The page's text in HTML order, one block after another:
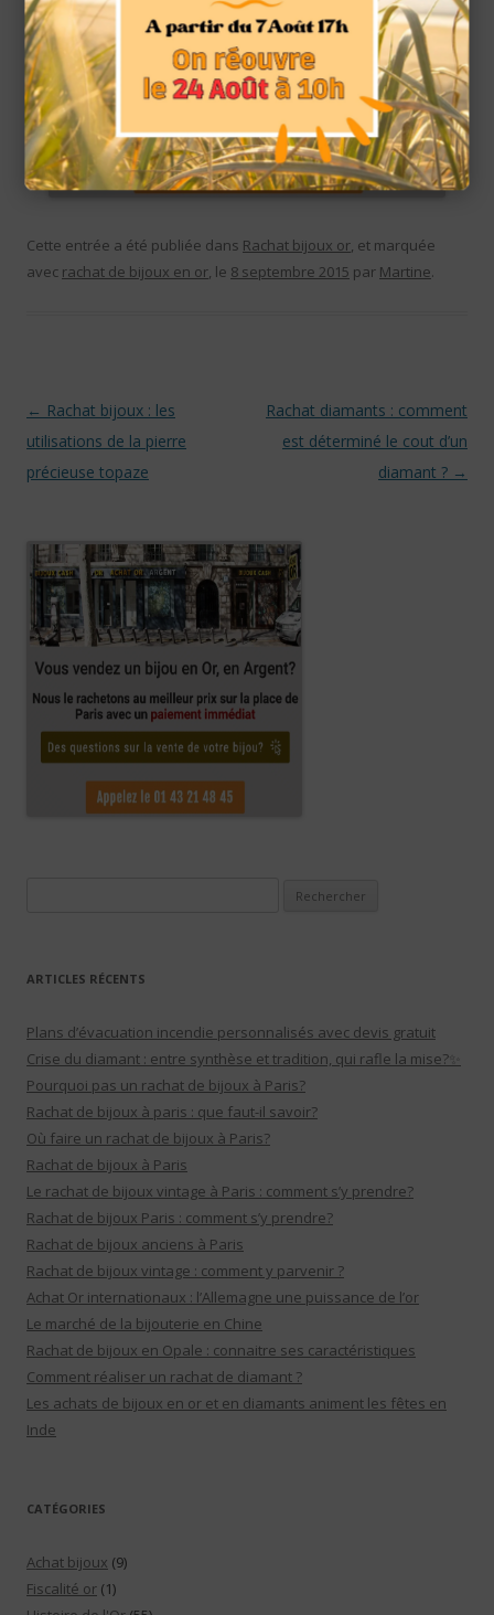
Cette entrée a été publiée dans Rachat bijoux or, et marquée
avec rachat de bijoux en or, le 8 septembre 2015 par Martine.
Navigation des articles
← Rachat bijoux : les
utilisations de la pierre
précieuse topaze
Rachat diamants : comment
est déterminé le cout d’un
diamant ? →
ARTICLES RÉCENTS
Plans d’évacuation incendie personnalisés avec devis gratuit
Crise du diamant : entre synthèse et tradition, qui rafle la mise?✨
Pourquoi pas un rachat de bijoux à Paris?
Rachat de bijoux à paris : que faut-il savoir?
Où faire un rachat de bijoux à Paris?
Rachat de bijoux à Paris
Le rachat de bijoux vintage à Paris : comment s’y prendre?
Rachat de bijoux Paris : comment s’y prendre?
Rachat de bijoux anciens à Paris
Rachat de bijoux vintage : comment y parvenir ?
Achat Or internationaux : l’Allemagne une puissance de l’or
Le marché de la bijouterie en Chine
Rachat de bijoux en Opale : connaitre ses caractéristiques
Comment réaliser un rachat de diamant ?
Les achats de bijoux en or et en diamants animent les fêtes en
Inde
CATÉGORIES
Achat bijoux (9)
Fiscalité or (1)